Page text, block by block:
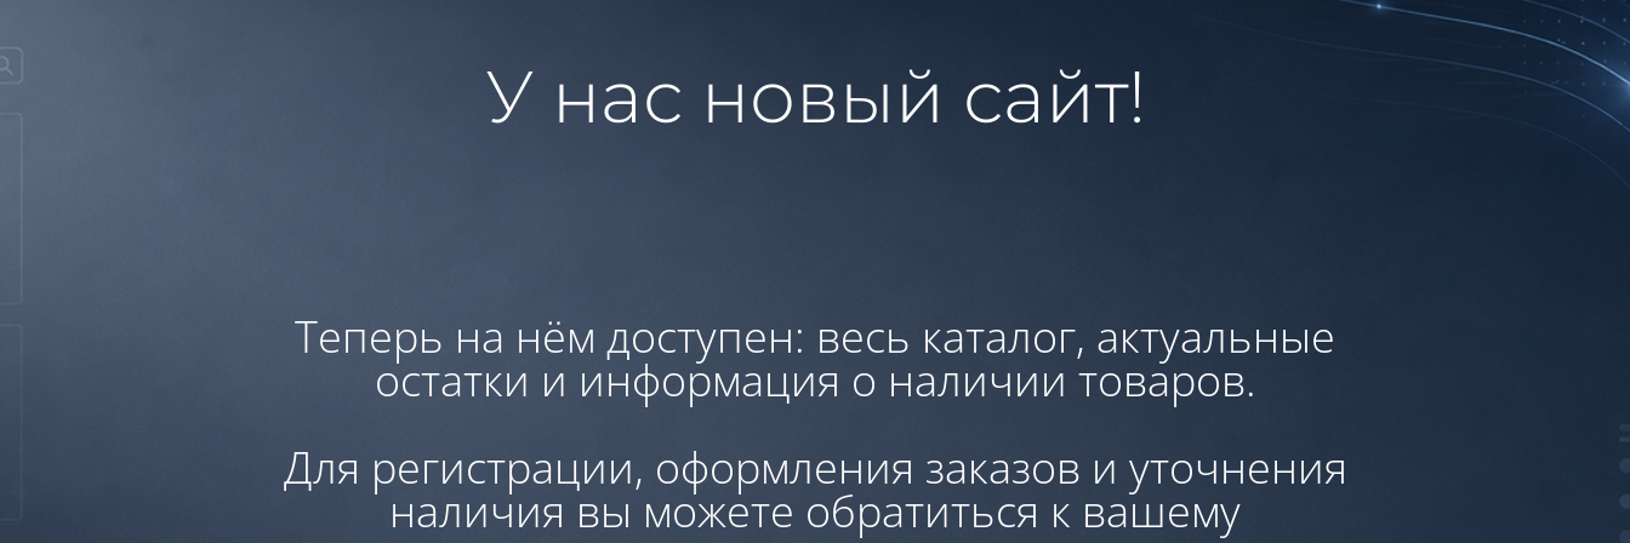
У нас новый сайт!
Теперь на нём доступен: весь каталог, актуальные
остатки и информация о наличии товаров.
Для регистрации, оформления заказов и уточнения
наличия вы можете обратиться к вашему